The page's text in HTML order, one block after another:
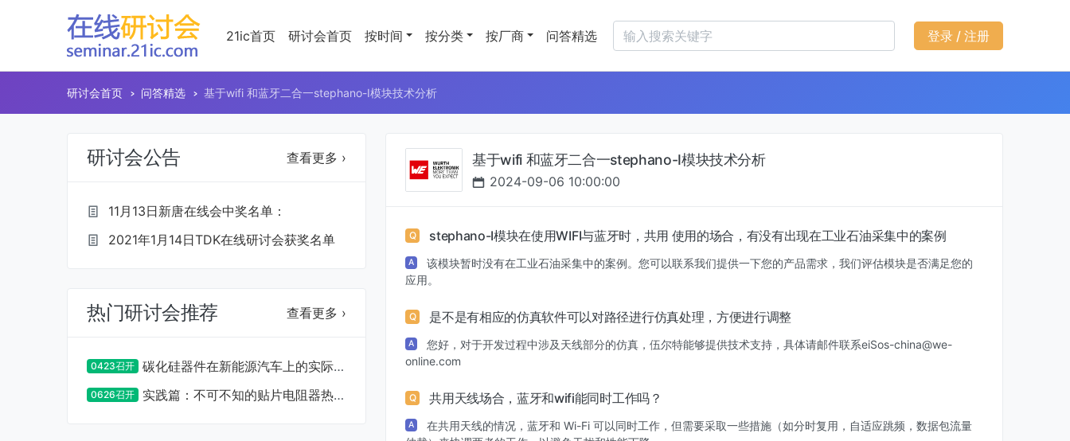
21ic首页 研讨会首页 按时间 按分类 按厂商 问答精选 登录 / 注册
研讨会首页 问答精选 基于wifi 和蓝牙二合一stephano-I模块技术分析
基于wifi 和蓝牙二合一stephano-I模块技术分析
2024-09-06 10:00:00
Q stephano-I模块在使用WIFI与蓝牙时，共用 使用的场合，有没有出现在工业石油采集中的案例
A
该模块暂时没有在工业石油采集中的案例。您可以联系我们提供一下您的产品需求，我们评估模块是否满足您的
应用。
Q 是不是有相应的仿真软件可以对路径进行仿真处理，方便进行调整
A
您好，对于开发过程中涉及天线部分的仿真，伍尔特能够提供技术支持，具体请邮件联系eiSos-china@we-
online.com
Q 共用天线场合，蓝牙和wifi能同时工作吗？
A
在共用天线的情况，蓝牙和 Wi-Fi 可以同时工作，但需要采取一些措施（如分时复用，自适应跳频，数据包流量
研讨会公告 查看更多 ›
11月13日新唐在线会中奖名单：
2021年1月14日TDK在线研讨会获奖名单
热门研讨会推荐 查看更多 ›
0423召开
碳化硅器件在新能源汽车上的实际应
用设计及注意事项
0626召开
实践篇：不可不知的贴片电阻器热设